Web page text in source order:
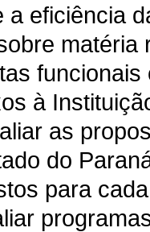
a eficiência
à
as
do
para